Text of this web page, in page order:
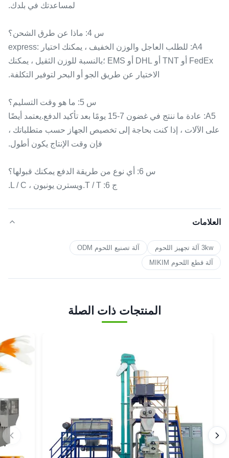
لمساعدتك في بلدك.
س 4: ماذا عن طرق الشحن؟
A4: للطلب العاجل والوزن الخفيف ، يمكنك اختيار express:
FedEx أو TNT أو DHL أو EMS ؛بالنسبة للوزن الثقيل ، يمكنك
الاختيار عن طريق الجو أو البحر لتوفير التكلفة.
س 5: ما هو وقت التسليم؟
A5: عادة ما ننتج في غضون 7-15 يومًا بعد تأكيد الدفع.يعتمد أيضًا
على الآلات ، إذا كنت بحاجة إلى تخصيص الجهاز حسب متطلباتك ،
فإن وقت الإنتاج يكون أطول.
س 6: أي نوع من طريقة الدفع يمكنك قبولها؟
ج 6: T / T.ويسترن يونيون ، L / C.
العلامات
3kw آلة تجهيز اللحوم
آلة تصنيع اللحوم ODM
آلة قطع اللحوم MIKIM
المنتجات ذات الصلة